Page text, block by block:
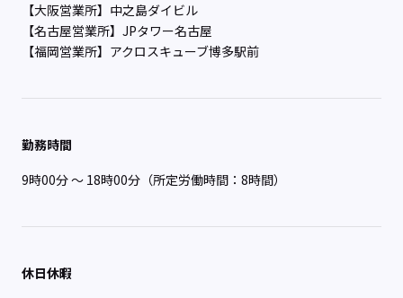
【大阪営業所】中之島ダイビル
【名古屋営業所】JPタワー名古屋
【福岡営業所】アクロスキューブ博多駅前
勤務時間
9時00分 ～ 18時00分（所定労働時間：8時間）
休日休暇